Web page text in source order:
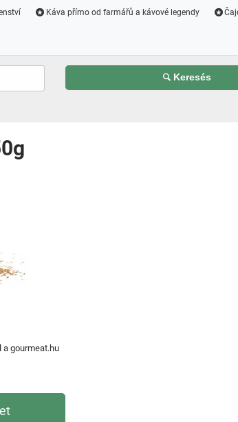
Káva přímo od farmářů a kávové legendy
Keresés
a gourmeat.hu